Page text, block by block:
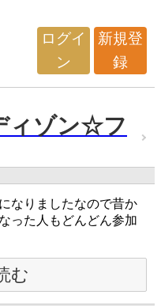
ログイ
ン
新規登
録
ィゾン☆フ
なりましたなので昔か
った人もどんどん参加
む